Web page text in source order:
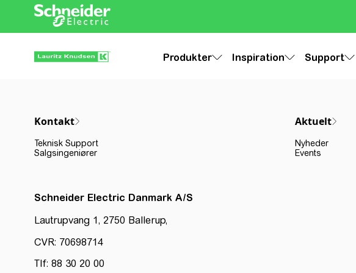
Produkter Inspiration Support
Kontakt
Teknisk Support
Salgsingeniører
Aktuelt
Nyheder
Events
Schneider Electric Danmark A/S
Lautrupvang 1, 2750 Ballerup,
CVR: 70698714
Tlf: 88 30 20 00